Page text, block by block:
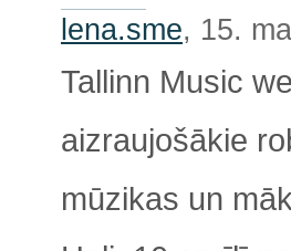
lena.sme, 15.
Tallinn Music
aizraujošākie
mūzikas un